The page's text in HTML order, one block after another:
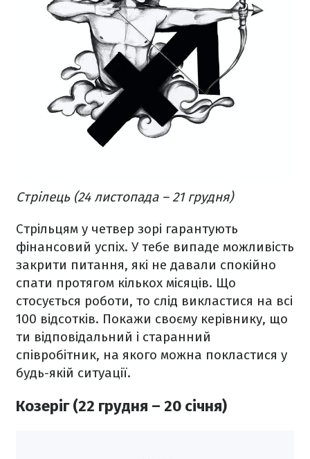
Стрілець (24 листопада – 21 грудня)
Стрільцям у четвер зорі гарантують
фінансовий успіх. У тебе випаде можливість
закрити питання, які не давали спокійно
спати протягом кількох місяців. Що
стосується роботи, то слід викластися на всі
100 відсотків. Покажи своєму керівнику, що
ти відповідальний і старанний
співробітник, на якого можна покластися у
будь-якій ситуації.
Козеріг (22 грудня – 20 січня)